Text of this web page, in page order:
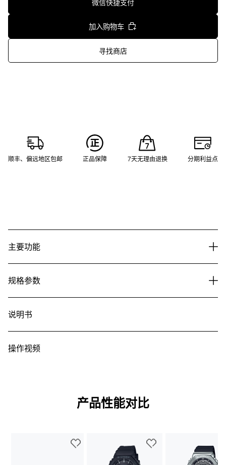
微信快捷支付
加入购物车
寻找商店
顺丰、偏远地区包邮 正品保障 7天无理由退换 分期利益点
主要功能
规格参数
说明书
操作视频
产品性能对比